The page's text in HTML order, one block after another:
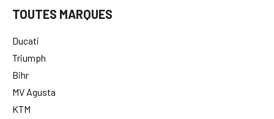
TOUTES MARQUES
Ducati
Triumph
Bihr
MV Agusta
KTM